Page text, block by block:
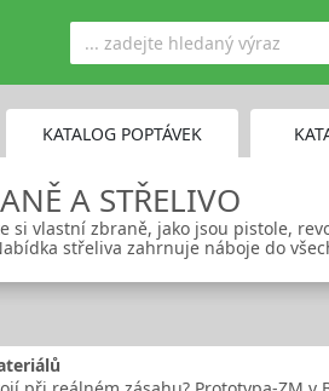
KATALOG POPTÁVEK
A STŘELIVO
vlastní zbraně, jako jsou pistole,
střeliva zahrnuje náboje do